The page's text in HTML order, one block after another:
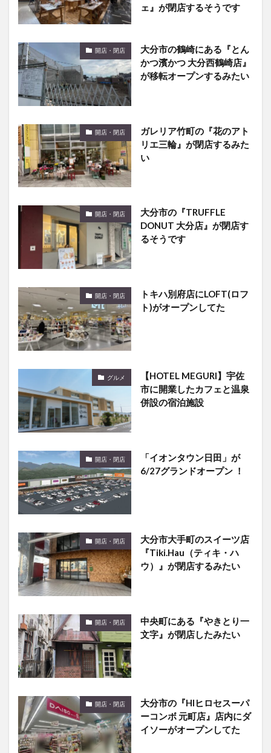
ェ』が閉店するそうです
開店・閉店
大分市の鶴崎にある『とん
かつ濱かつ 大分西鶴崎店』
が移転オープンするみたい
開店・閉店
ガレリア竹町の『花のアト
リエ三輪』が閉店するみた
い
開店・閉店
大分市の『TRUFFLE
DONUT 大分店』が閉店す
るそうです
開店・閉店
トキハ別府店にLOFT(ロフ
ト)がオープンしてた
グルメ
【HOTEL MEGURI】宇佐
市に開業したカフェと温泉
併設の宿泊施設
開店・閉店
「イオンタウン日田」が
6/27グランドオープン ！
開店・閉店
大分市大手町のスイーツ店
『Tiki.Hau（ティキ・ハ
ウ）』が閉店するみたい
開店・閉店
中央町にある『やきとり一
文字』が閉店したみたい
開店・閉店
大分市の『HIヒロセスーパ
ーコンボ 元町店』店内にダ
イソーがオープンしてた